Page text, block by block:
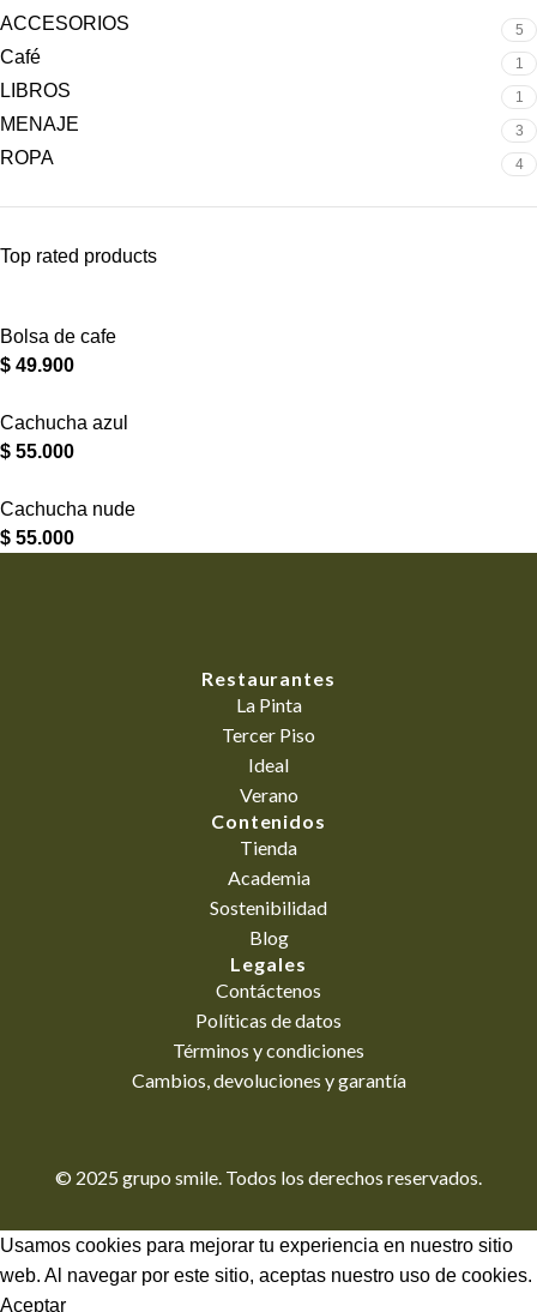
ACCESORIOS
5
Café 1
LIBROS 1
MENAJE 3
ROPA 4
Top rated products
Bolsa de cafe
$ 49.900
Cachucha azul
$ 55.000
Cachucha nude
$ 55.000
Restaurantes
La Pinta
Tercer Piso
Ideal
Verano
Contenidos
Tienda
Academia
Sostenibilidad
Blog
Legales
Contáctenos
Políticas de datos
Términos y condiciones
Cambios, devoluciones y garantía
© 2025 grupo smile. Todos los derechos reservados.
Usamos cookies para mejorar tu experiencia en nuestro sitio
web. Al navegar por este sitio, aceptas nuestro uso de cookies.
Aceptar